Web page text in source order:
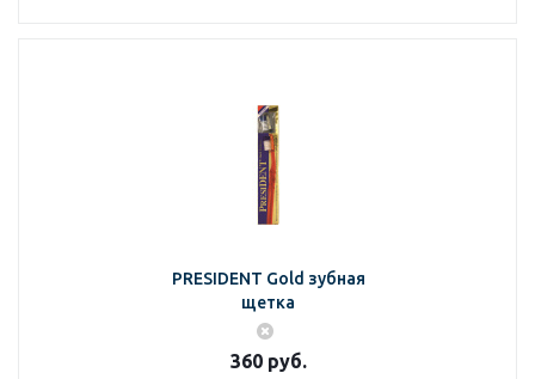
PRESIDENT Gold зубная
щетка
360руб.